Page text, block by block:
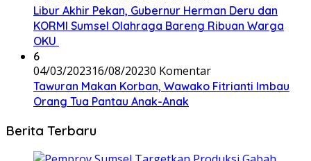
Libur Akhir Pekan, Gubernur Herman Deru dan
KORMI Sumsel Olahraga Bareng Ribuan Warga
OKU
6
04/03/202316/08/20230 Komentar
Tawuran Makan Korban, Wawako Fitrianti Imbau
Orang Tua Pantau Anak-Anak
Berita Terbaru